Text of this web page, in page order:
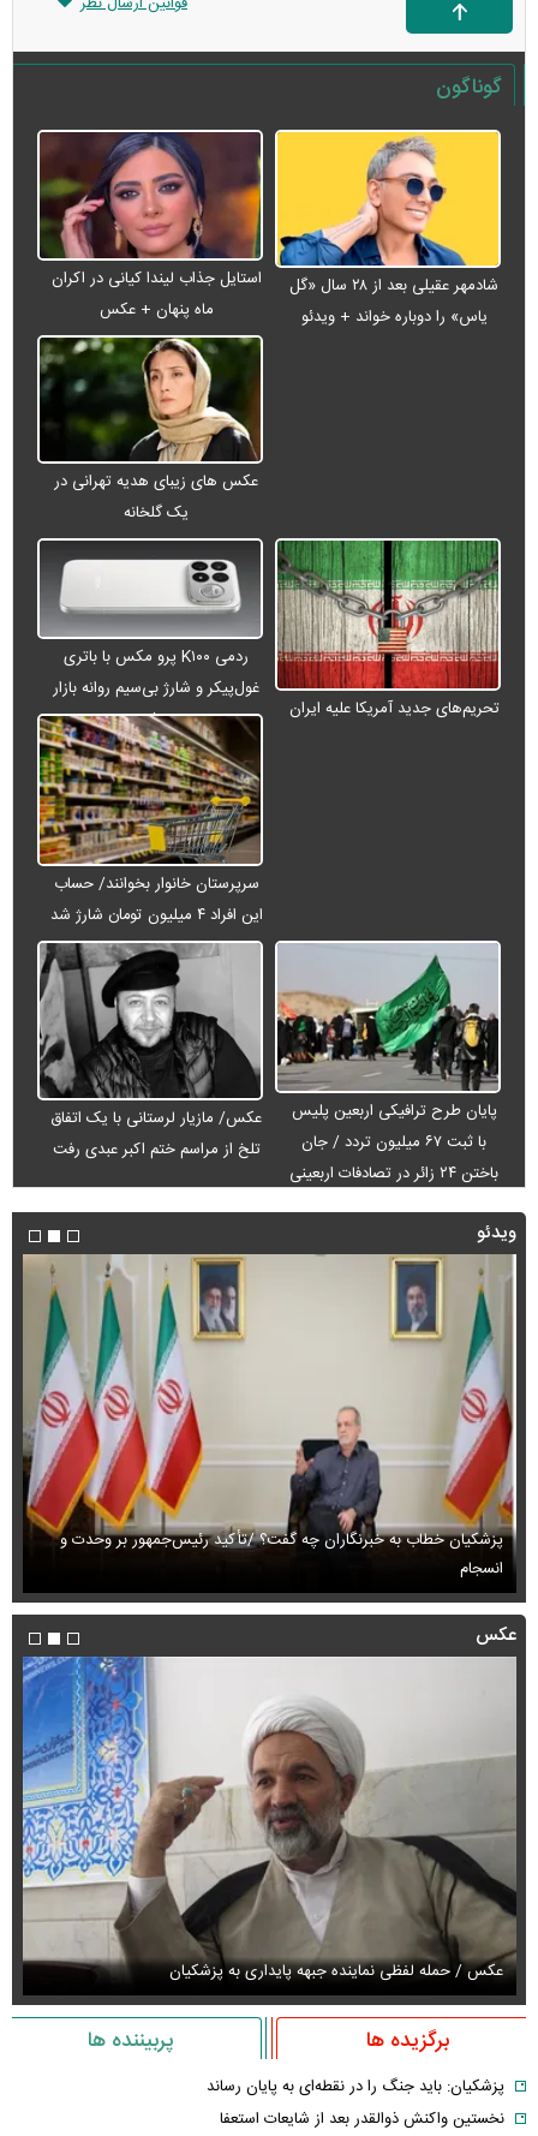
گوناگون
شادمهر عقیلی بعد از ۲۸ سال «گل
یاس» را دوباره خواند + ویدئو
استایل جذاب لیندا کیانی در اکران
ماه پنهان + عکس
عکس های زیبای هدیه تهرانی در
یک گلخانه
تحریم‌های جدید آمریکا علیه ایران
ردمی K۱۰۰ پرو مکس با باتری
غول‌پیکر و شارژ بی‌سیم روانه بازار
می‌شود
سرپرستان خانوار بخوانند/ حساب
این افراد ۴ میلیون تومان شارژ شد
پایان طرح ترافیکی اربعین پلیس
با ثبت ۶۷ میلیون تردد / جان
باختن ۲۴ زائر در تصادفات اربعینی
عکس/ مازیار لرستانی با یک اتفاق
تلخ از مراسم ختم اکبر عبدی رفت
ویدئو
پزشکیان خطاب به خبرنگاران چه گفت؟ /تأکید رئیس‌جمهور بر وحدت و
انسجام
عکس
عکس / حمله لفظی نماینده جبهه پایداری به پزشکیان
برگزیده ها پربیننده ها
پزشکیان: باید جنگ را در نقطه‌ای به پایان رساند
نخستین واکنش ذوالقدر بعد از شایعات استعفا